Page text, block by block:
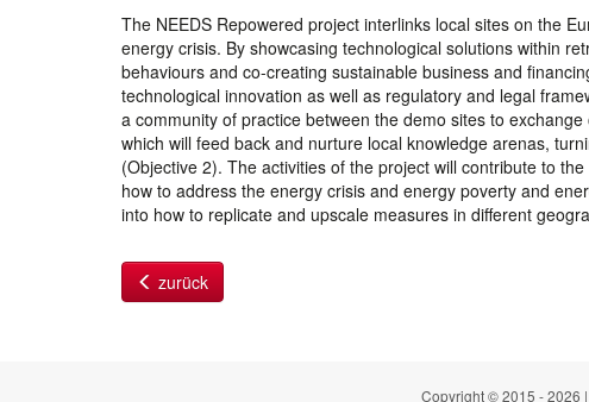
The NEEDS Repowered project interlinks local sites on the
energy crisis. By showcasing technological solutions within
behaviours and co-creating sustainable business and
technological innovation as well as regulatory and legal
a community of practice between the demo sites to
which will feed back and nurture local knowledge arenas,
(Objective 2). The activities of the project will contribute to
how to address the energy crisis and energy poverty and
into how to replicate and upscale measures in different
zurück
Copyright © 2015 - 2026